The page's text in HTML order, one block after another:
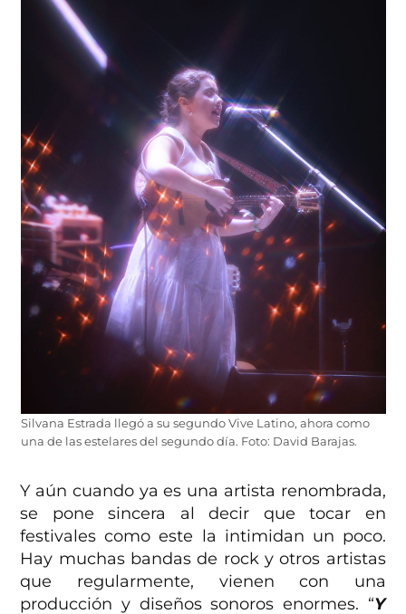
Silvana Estrada llegó a su segundo Vive Latino, ahora como
una de las estelares del segundo día. Foto: David Barajas.
Y aún cuando ya es una artista renombrada,
se pone sincera al decir que tocar en
festivales como este la intimidan un poco.
Hay muchas bandas de rock y otros artistas
que regularmente, vienen con una
producción y diseños sonoros enormes. “Y